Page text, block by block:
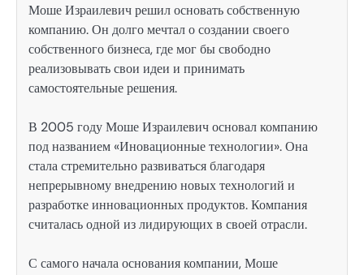
Моше Израилевич решил основать собственную
компанию. Он долго мечтал о создании своего
собственного бизнеса, где мог бы свободно
реализовывать свои идеи и принимать
самостоятельные решения.
В 2005 году Моше Израилевич основал компанию
под названием «Иновационные технологии». Она
стала стремительно развиваться благодаря
непрерывному внедрению новых технологий и
разработке инновационных продуктов. Компания
считалась одной из лидирующих в своей отрасли.
С самого начала основания компании, Моше